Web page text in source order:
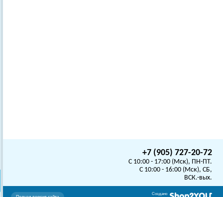
+7 (905) 727-20-72
C 10:00 - 17:00 (Мск), ПН-ПТ.
C 10:00 - 16:00 (Мск), СБ,
ВСК.-вых.
Создано